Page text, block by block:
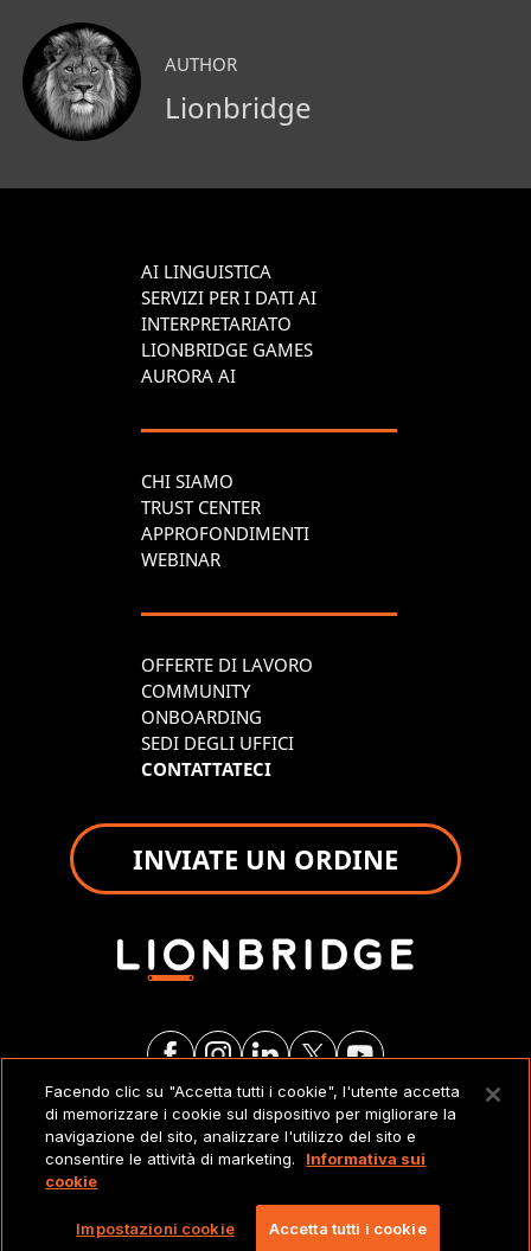
AUTHOR
Lionbridge
AI LINGUISTICA
SERVIZI PER I DATI AI
INTERPRETARIATO
LIONBRIDGE GAMES
AURORA AI
CHI SIAMO
TRUST CENTER
APPROFONDIMENTI
WEBINAR
OFFERTE DI LAVORO
COMMUNITY
ONBOARDING
SEDI DEGLI UFFICI
CONTATTATECI
INVIATE UN ORDINE
NOTE LEGALI
Copyright 2026 Lionbridge Technologies, LLC. Tutti
i diritti riservati.
Facendo clic su "Accetta tutti i cookie", l'utente accetta
di memorizzare i cookie sul dispositivo per migliorare la
navigazione del sito, analizzare l'utilizzo del sito e
consentire le attività di marketing.
Informativa sui
cookie
Impostazioni cookie Accetta tutti i cookie